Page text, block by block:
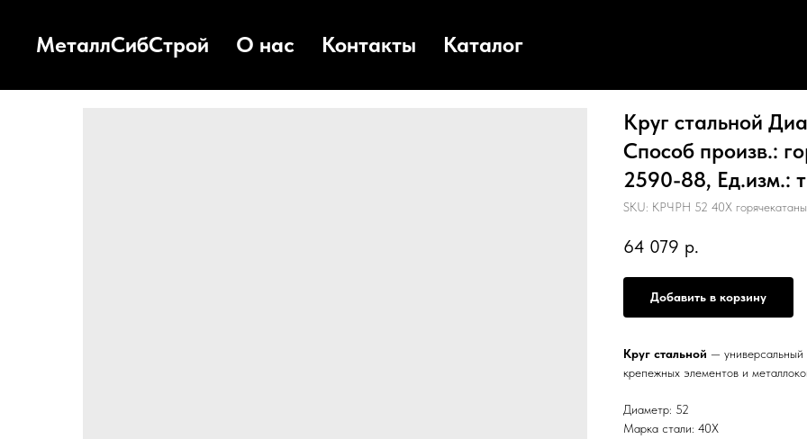
МеталлСибСтрой О нас Контакты Каталог
Круг стальной
Способ произв.:
2590-88, Ед.изм.: т
SKU: КРЧРН 52 40Х
64 079 р.
Добавить в корзину
Круг стальной — универсальный
крепежных элементов и
Диаметр: 52
Марка стали: 40Х